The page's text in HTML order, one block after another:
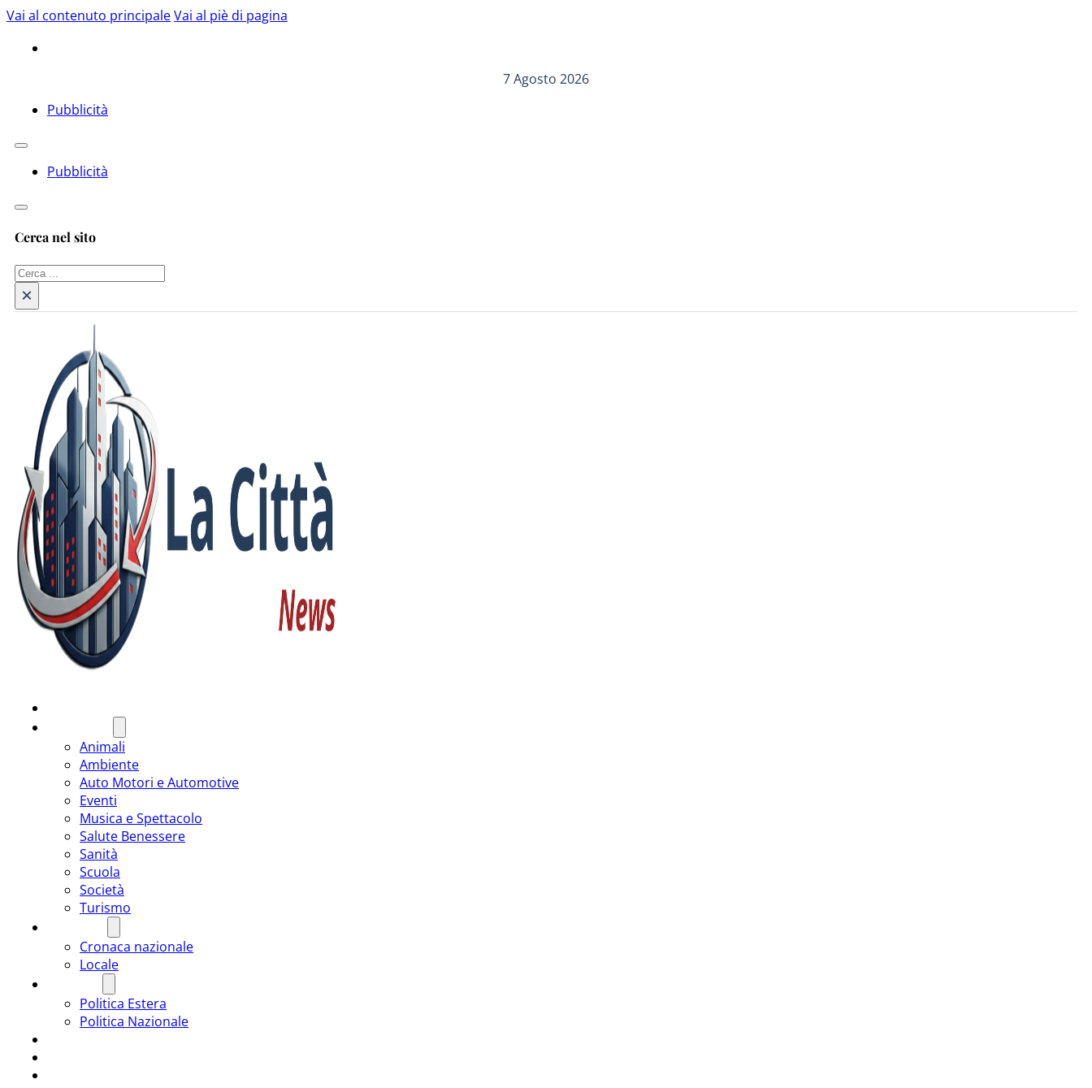
Vai al contenuto principaleVai al piè di pagina
7 Agosto 2026
Pubblicità
Pubblicità
Cerca nel sito
Cerca
×
Animali
Ambiente
Auto Motori e Automotive
Eventi
Musica e Spettacolo
Salute Benessere
Sanità
Scuola
Società
Turismo
Cronaca nazionale
Locale
Politica Estera
Politica Nazionale